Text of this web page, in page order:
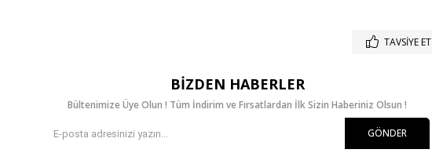
TAVSIYE ET
BIZDEN HABERLER
Bültenimize Üye Olun ! Tüm İndirim ve Fırsatlardan İlk Sizin Haberiniz Olsun !
GÖNDER